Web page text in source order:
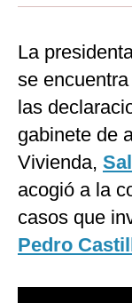
EEUU
España
Internacional
Tecnología
Club del Suscriptor
La
se
las
gabinete de
Vivienda,
acogió a la
casos que
Pedro